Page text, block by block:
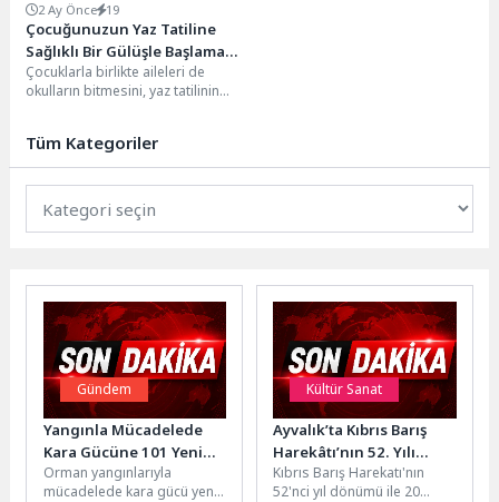
2 Ay Önce 19
Çocuğunuzun Yaz Tatiline
Sağlıklı Bir Gülüşle Başlaması
İçin 5 Öneri
Çocuklarla birlikte aileleri de
okulların bitmesini, yaz tatilinin
Tüm Kategoriler
Gündem
Yangınla Mücadelede
Kara Gücüne 101 Yeni
Araç Eklendi
Orman yangınlarıyla
mücadelede kara gücü yeni
Kültür Sanat
Ayvalık’ta Kıbrıs Barış
Harekâtı’nın 52. Yılı
Gururla Anıldı
Kıbrıs Barış Harekatı'nın
52'nci yıl dönümü ile 20